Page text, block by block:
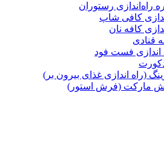
راه‌اندازی رستوران
کافی شاپ
کافه نان
قنادی
اندازی فست فود
(راه‌ اندازی غذای بیرون بر)
مارکت (فرش استور)